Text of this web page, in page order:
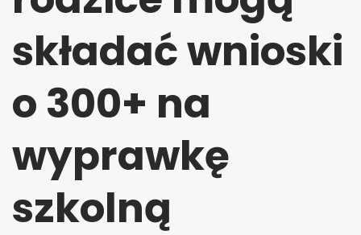
składać wnioski
o 300+ na
wyprawkę
szkolną